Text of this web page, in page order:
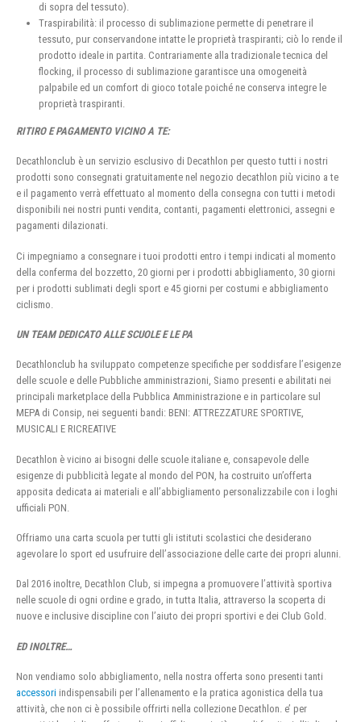
di sopra del tessuto).
Traspirabilità: il processo di sublimazione permette di penetrare il
tessuto, pur conservandone intatte le proprietà traspiranti; ciò lo rende il
prodotto ideale in partita. Contrariamente alla tradizionale tecnica del
flocking, il processo di sublimazione garantisce una omogeneità
palpabile ed un comfort di gioco totale poiché ne conserva integre le
proprietà traspiranti.
RITIRO E PAGAMENTO VICINO A TE:
Decathlonclub è un servizio esclusivo di Decathlon per questo tutti i nostri
prodotti sono consegnati gratuitamente nel negozio decathlon più vicino a te
e il pagamento verrà effettuato al momento della consegna con tutti i metodi
disponibili nei nostri punti vendita, contanti, pagamenti elettronici, assegni e
pagamenti dilazionati.
Ci impegniamo a consegnare i tuoi prodotti entro i tempi indicati al momento
della conferma del bozzetto, 20 giorni per i prodotti abbigliamento, 30 giorni
per i prodotti sublimati degli sport e 45 giorni per costumi e abbigliamento
ciclismo.
UN TEAM DEDICATO ALLE SCUOLE E LE PA
Decathlonclub ha sviluppato competenze specifiche per soddisfare l’esigenze
delle scuole e delle Pubbliche amministrazioni, Siamo presenti e abilitati nei
principali marketplace della Pubblica Amministrazione e in particolare sul
MEPA di Consip, nei seguenti bandi: BENI: ATTREZZATURE SPORTIVE,
MUSICALI E RICREATIVE
Decathlon è vicino ai bisogni delle scuole italiane e, consapevole delle
esigenze di pubblicità legate al mondo del PON, ha costruito un’offerta
apposita dedicata ai materiali e all’abbigliamento personalizzabile con i loghi
ufficiali PON.
Offriamo una carta scuola per tutti gli istituti scolastici che desiderano
agevolare lo sport ed usufruire dell’associazione delle carte dei propri alunni.
Dal 2016 inoltre, Decathlon Club, si impegna a promuovere l’attività sportiva
nelle scuole di ogni ordine e grado, in tutta Italia, attraverso la scoperta di
nuove e inclusive discipline con l’aiuto dei propri sportivi e dei Club Gold.
ED INOLTRE…
Non vendiamo solo abbigliamento, nella nostra offerta sono presenti tanti
accessori indispensabili per l’allenamento e la pratica agonistica della tua
attività, che non ci è possibile offrirti nella collezione Decathlon. e’ per